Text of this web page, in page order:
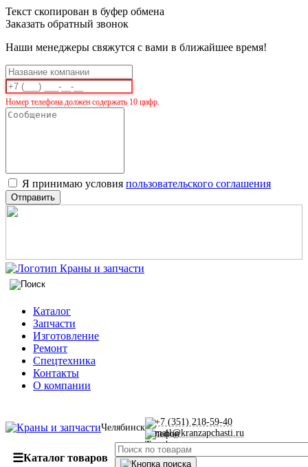
Текст скопирован в буфер обмена
Заказать обратный звонок
Наши менеджеры свяжутся с вами в ближайшее время!
Номер телефона должен содержать 10 цифр.
Я принимаю условия пользовательского соглашения
Отправить
Каталог
Запчасти
Изготовление
Ремонт
Спецтехника
Контакты
О компании
Челябинск
+7 (351) 218-59-40
mail@kranzapchasti.ru
☰Каталог товаров